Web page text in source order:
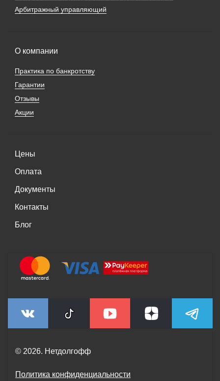
Арбитражный управляющий
О компании
Практика по банкротству
Гарантии
Отзывы
Акции
Цены
Оплата
Документы
Контакты
Блог
© 2026. Нетдолгофф
Политика конфиденциальности